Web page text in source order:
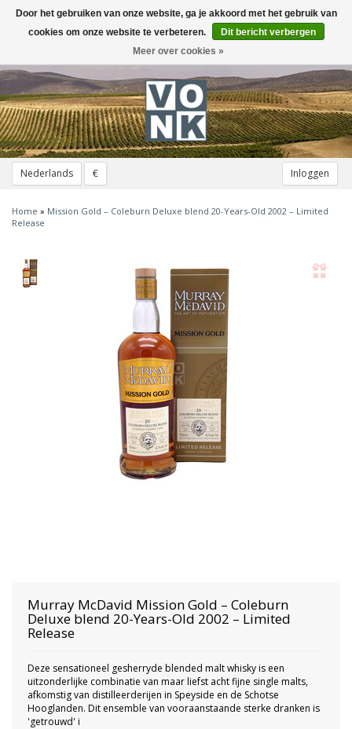
Nederlands € Inloggen
Toggle
navigation
Home » Mission Gold – Coleburn Deluxe blend 20-Years-Old 2002 – Limited
Release
Murray McDavid Mission Gold – Coleburn
Deluxe blend 20-Years-Old 2002 – Limited
Release
Deze sensationeel gesherryde blended malt whisky is een
uitzonderlijke combinatie van maar liefst acht fijne single malts,
afkomstig van distilleerderijen in Speyside en de Schotse
Hooglanden. Dit ensemble van vooraanstaande sterke dranken is
'getrouwd' i
Door het gebruiken van onze website, ga je akkoord met het gebruik van
cookies om onze website te verbeteren.
Dit bericht verbergen
Meer over cookies »